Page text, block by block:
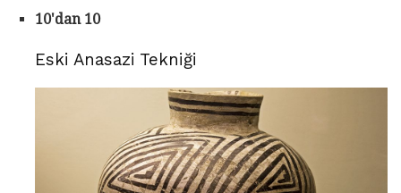
10'dan 10
Eski Anasazi Tekniği